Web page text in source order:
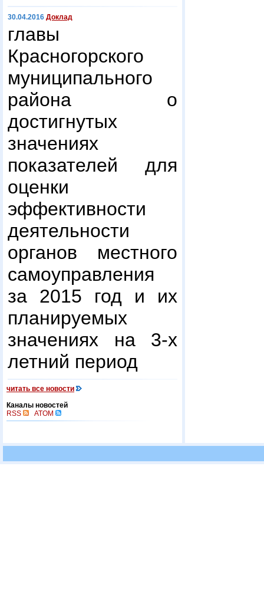
30.04.2016 Доклад
главы
Красногорского
муниципального
района о
достигнутых
значениях
показателей для
оценки
эффективности
деятельности
органов местного
самоуправления
за 2015 год и их
планируемых
значениях на 3-х
летний период
читать все новости
Каналы новостей
RSS
ATOM